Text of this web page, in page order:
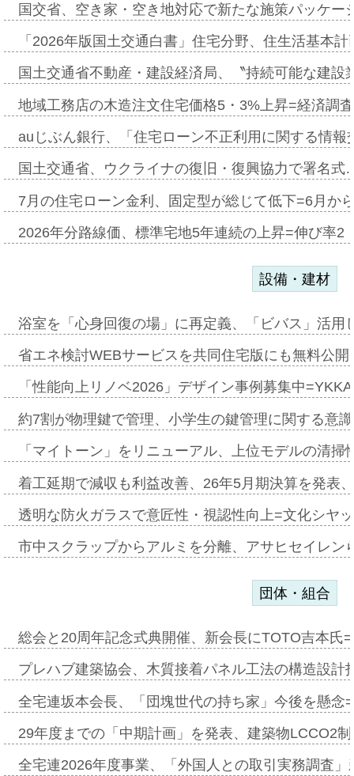
国交省、空き家・空き地対応で新たな施策パッケ
「2026年版国土交通白書」住宅分野、住生活基本
国土交通省不動産・建設経済局、〝持続可能な建
地域工務店の木造注文住宅価格5・3%上昇=経済調
auじぶん銀行、「住宅ローン不正利用に関する情
国土交通省、ウクライナの復旧・復興協力で署名
7月の住宅ローン金利、固定型が総じて低下=6月か
2026年分路線価、標準宅地5年連続の上昇=伸び率
設備・建材
浴室を「心身回復の場」に再定義、「ビバス」活
省エネ検討WEBサービスを共同住宅版にも無料公
「性能向上リノベ2026」デザイン事例募集中
約7割が物理鍵で管理、小学生の鍵管理に関する意
「マイトーン」をリニューアル、上位モデルの清
着工延期で減収も利益改善、26年5月期決算を発表
透明な防火ガラスで意匠性・視認性向上=文化シヤ
市中スクラップからアルミを分離、アサヒセイレ
団体・組合
総会と20周年記念式典開催、新会長にTOTO吉本氏
プレハブ建築協会、木質接着パネル工法の構造設
全宅連坂本会長、「団塊世代の持ち家」今後を懸
29年度までの「中期計画」を発表、建築物LCCO2
全宅連2026年度事業、「外国人との取引実務調査